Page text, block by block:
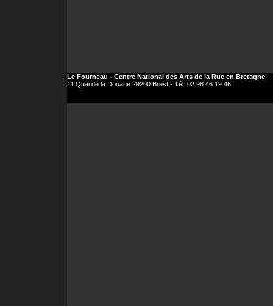
Le Fourneau - Centre National des Arts de la Rue en Bretagne
11 Quai de la Douane 29200 Brest - Tél. 02 98 46 19 46